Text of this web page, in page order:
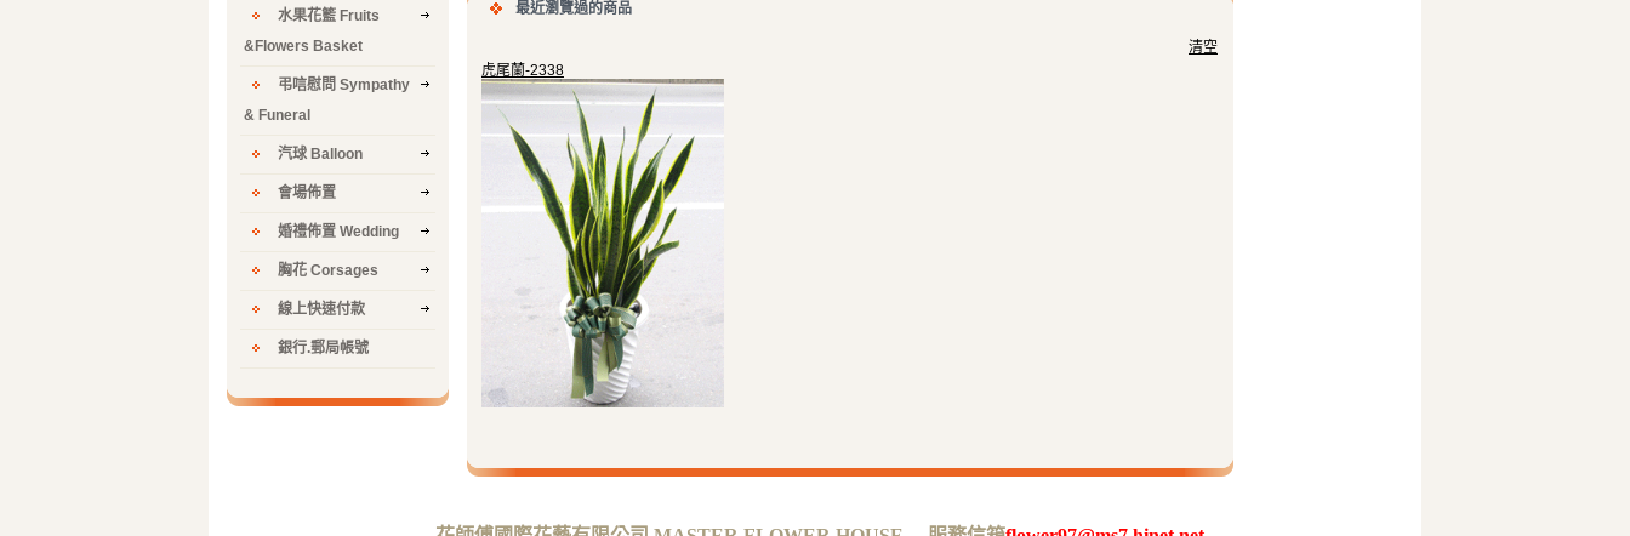
水果花籃 Fruits
&Flowers Basket
弔唁慰問 Sympathy
& Funeral
汽球 Balloon
會場佈置
婚禮佈置 Wedding
胸花 Corsages
線上快速付款
銀行.郵局帳號
最近瀏覽過的商品
清空
虎尾蘭-2338